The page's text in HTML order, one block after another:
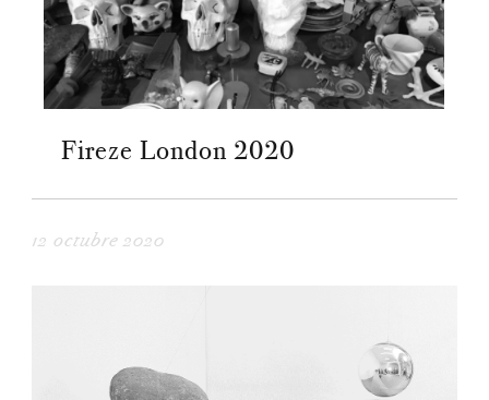
Fireze London 2020
12 octubre 2020